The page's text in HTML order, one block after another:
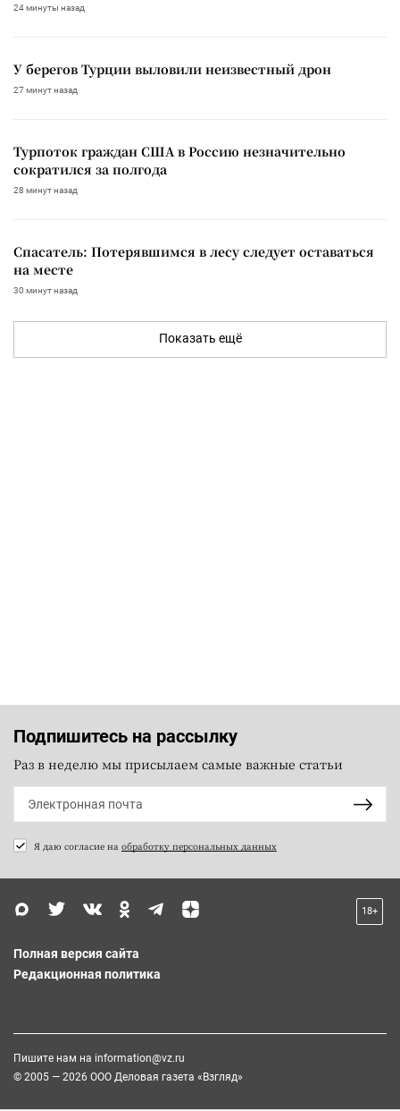
24 минуты назад
У берегов Турции выловили неизвестный дрон
27 минут назад
Турпоток граждан США в Россию незначительно
сократился за полгода
28 минут назад
Спасатель: Потерявшимся в лесу следует оставаться
на месте
30 минут назад
Показать ещё
Подпишитесь на рассылку
Раз в неделю мы присылаем самые важные статьи
Я даю согласие на обработку персональных данных
18+
Полная версия сайта
Редакционная политика
Пишите нам на information@vz.ru
© 2005 — 2026 ООО Деловая газета «Взгляд»